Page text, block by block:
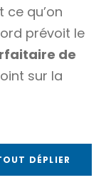
ce qu’on
prévoit le
de
sur la
DÉPLIER